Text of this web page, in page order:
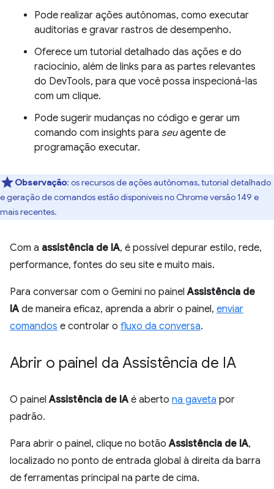
Pode realizar ações autônomas, como executar
auditorias e gravar rastros de desempenho.
Oferece um tutorial detalhado das ações e do
raciocínio, além de links para as partes relevantes
do DevTools, para que você possa inspecioná-las
com um clique.
Pode sugerir mudanças no código e gerar um
comando com insights para seuagente de
programação executar.
Observação: os recursos de ações autônomas, tutorial detalhado
e geração de comandos estão disponíveis no Chrome versão 149 e
mais recentes.
Com a assistência de IA, é possível depurar estilo, rede,
performance, fontes do seu site e muito mais.
Para conversar com o Gemini no painelAssistência de
IA de maneira eficaz, aprenda a abrir o painel, enviar
comandos e controlar o fluxo da conversa.
Abrir o painel da Assistência de IA
O painelAssistência de IA é aberto na gaveta por
padrão.
Para abrir o painel, clique no botãoAssistência de IA,
localizado no ponto de entrada global à direita da barra
de ferramentas principal na parte de cima.